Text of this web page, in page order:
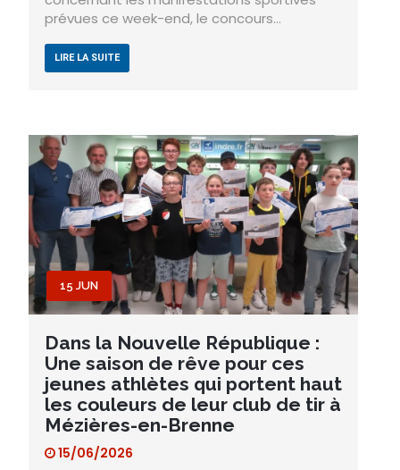
prévues ce week-end, le concours…
LIRE LA SUITE
15 JUN
Dans la Nouvelle République :
Une saison de rêve pour ces
jeunes athlètes qui portent haut
les couleurs de leur club de tir à
Mézières-en-Brenne
15/06/2026